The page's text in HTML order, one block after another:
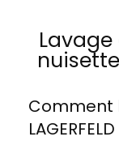
Comment